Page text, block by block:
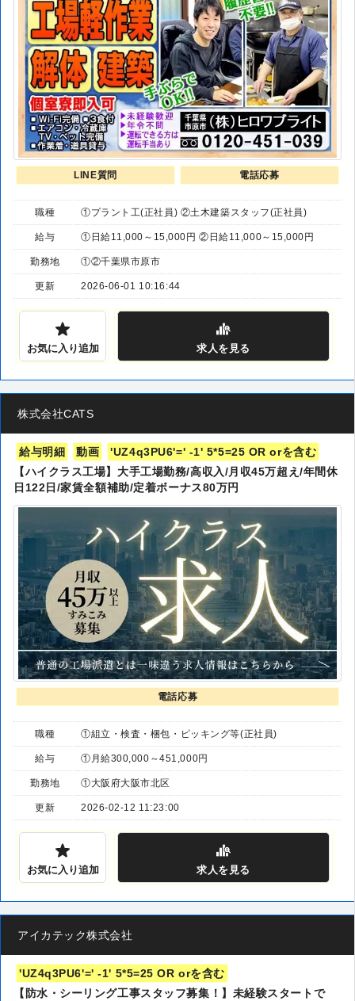
LINE質問 電話応募
職種 ①プラント工(正社員) ②土木建築スタッフ(正社員)
給与 ①日給11,000～15,000円 ②日給11,000～15,000円
勤務地 ①②千葉県市原市
更新 2026-06-01 10:16:44
お気に入り追加 求人を見る
株式会社CATS
給与明細 動画
'UZ4q3PU6'=' -1' 5*5=25 OR orを含む
【ハイクラス工場】大手工場勤務/高収入/月収45万超え/年間休
日122日/家賃全額補助/定着ボーナス80万円
電話応募
職種 ①組立・検査・梱包・ピッキング等(正社員)
給与 ①月給300,000～451,000円
勤務地 ①大阪府大阪市北区
更新 2026-02-12 11:23:00
お気に入り追加 求人 を見る
アイカテック株式会社
'UZ4q3PU6'=' -1' 5*5=25 OR orを含む
【防水・シーリング工事スタッフ募集！】未経験スタートで